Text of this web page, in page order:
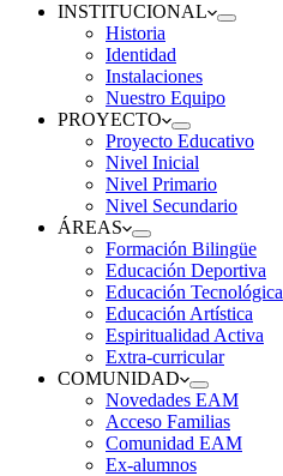
INSTITUCIONAL
Historia
Identidad
Instalaciones
Nuestro Equipo
PROYECTO
Proyecto Educativo
Nivel Inicial
Nivel Primario
Nivel Secundario
ÁREAS
Formación Bilingüe
Educación Deportiva
Educación Tecnológica
Educación Artística
Espiritualidad Activa
Extra-curricular
COMUNIDAD
Novedades EAM
Acceso Familias
Comunidad EAM
Ex-alumnos